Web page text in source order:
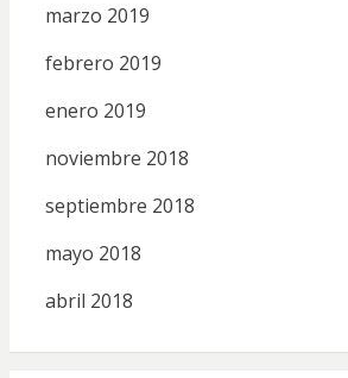
marzo 2019
febrero 2019
enero 2019
noviembre 2018
septiembre 2018
mayo 2018
abril 2018